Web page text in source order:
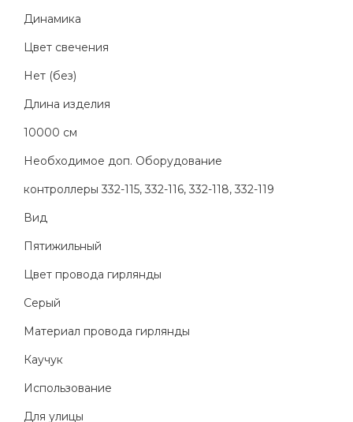
Динамика
Цвет свечения
Нет (без)
Длина изделия
10000 см
Необходимое доп. Оборудование
контроллеры 332-115, 332-116, 332-118, 332-119
Вид
Пятижильный
Цвет провода гирлянды
Серый
Материал провода гирлянды
Каучук
Использование
Для улицы